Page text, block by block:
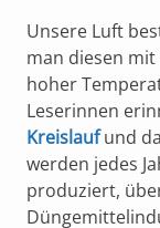
Unsere Luft
man diesen
hoher
Leserinnen
Kreislaufund
werden jedes
produziert,